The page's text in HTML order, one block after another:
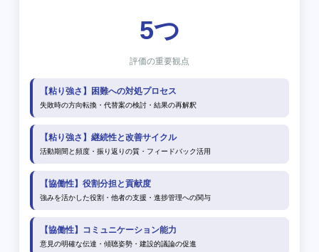
5つ
評価の重要観点
【粘り強さ】困難への対処プロセス
失敗時の方向転換・代替案の検討・結果の再解釈
【粘り強さ】継続性と改善サイクル
活動期間と頻度・振り返りの質・フィードバック活用
【協働性】役割分担と貢献度
強みを活かした役割・他者の支援・進捗管理への関与
【協働性】コミュニケーション能力
意見の明確な伝達・傾聴姿勢・建設的議論の促進